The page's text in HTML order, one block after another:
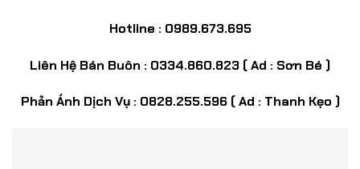
Hotline : 0989.673.695
Liên Hệ Bán Buôn : 0334.860.823 ( Ad : Sơn Bé )
Phản Ánh Dịch Vụ : 0828.255.596 ( Ad : Thanh Kẹo )